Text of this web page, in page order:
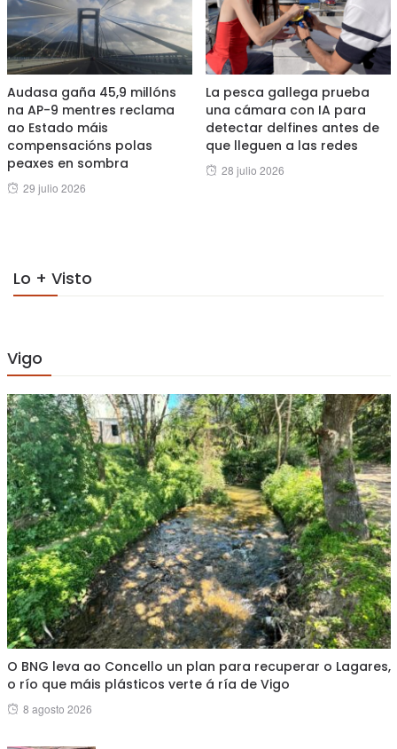
Audasa gaña 45,9 millóns
na AP-9 mentres reclama
ao Estado máis
compensacións polas
peaxes en sombra
Posted
29 julio 2026
La pesca gallega prueba
una cámara con IA para
detectar delfines antes de
que lleguen a las redes
Posted
28 julio 2026
Lo + Visto
Vigo
O BNG leva ao Concello un plan para recuperar o Lagares,
o río que máis plásticos verte á ría de Vigo
Posted
8 agosto 2026